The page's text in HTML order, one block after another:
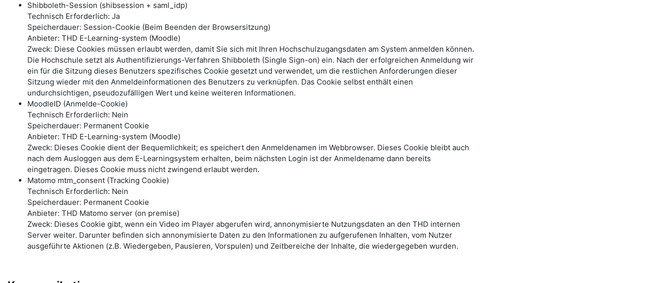
Shibboleth-Session (shibsession + saml_idp)
Technisch Erforderlich: Ja
Speicherdauer: Session-Cookie (Beim Beenden der Browsersitzung)
Anbieter: THD E-Learning-system (Moodle)
Zweck: Diese Cookies müssen erlaubt werden, damit Sie sich mit Ihren Hochschulzugangsdaten am System anmelden können.
Die Hochschule setzt als Authentifizierungs-Verfahren Shibboleth (Single Sign-on) ein. Nach der erfolgreichen Anmeldung wir
ein für die Sitzung dieses Benutzers spezifisches Cookie gesetzt und verwendet, um die restlichen Anforderungen dieser
Sitzung wieder mit den Anmeldeinformationen des Benutzers zu verknüpfen. Das Cookie selbst enthält einen
undurchsichtigen, pseudozufälligen Wert und keine weiteren Informationen.
MoodleID (Anmelde-Cookie)
Technisch Erforderlich: Nein
Speicherdauer: Permanent Cookie
Anbieter: THD E-Learning-system (Moodle)
Zweck: Dieses Cookie dient der Bequemlichkeit; es speichert den Anmeldenamen im Webbrowser. Dieses Cookie bleibt auch
nach dem Ausloggen aus dem E-Learningsystem erhalten, beim nächsten Login ist der Anmeldename dann bereits
eingetragen. Dieses Cookie muss nicht zwingend erlaubt werden.
Matomo mtm_consent (Tracking Cookie)
Technisch Erforderlich: Nein
Speicherdauer: Permanent Cookie
Anbieter: THD Matomo server (on premise)
Zweck: Dieses Cookie gibt, wenn ein Video im Player abgerufen wird, annonymisierte Nutzungsdaten an den THD internen
Server weiter. Darunter befinden sich annonymisierte Daten zu den Informationen zu aufgerufenen Inhalten, vom Nutzer
ausgeführte Aktionen (z.B. Wiedergeben, Pausieren, Vorspulen) und Zeitbereiche der Inhalte, die wiedergegeben wurden.